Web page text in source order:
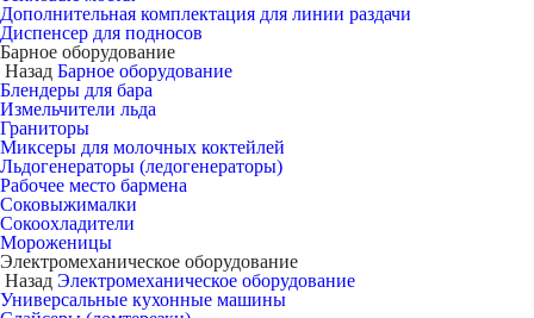
Дополнительная комплектация для линии раздачи
Диспенсер для подносов
Барное оборудование
Назад Барное оборудование
Блендеры для бара
Измельчители льда
Граниторы
Миксеры для молочных коктейлей
Льдогенераторы (ледогенераторы)
Рабочее место бармена
Соковыжималки
Сокоохладители
Мороженицы
Электромеханическое оборудование
Назад Электромеханическое оборудование
Универсальные кухонные машины